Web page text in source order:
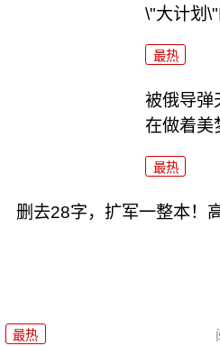
\"大计划
最热
被俄导弹
在做着美
最热
删去28字，扩军一整本！
最热